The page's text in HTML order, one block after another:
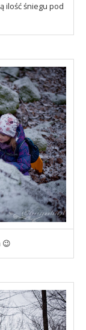
ilość śniegu pod
😉